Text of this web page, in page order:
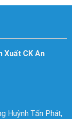
Xuất CK An
Huỳnh Tấn Phát,